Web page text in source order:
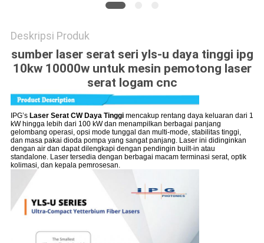
Deskripsi Produk
sumber laser serat seri yls-u daya tinggi ipg
10kw 10000w untuk mesin pemotong laser
serat logam cnc
IPG’s Laser Serat CW Daya Tinggimencakup rentang daya keluaran dari 1
kW hingga lebih dari 100 kW dan menampilkan berbagai panjang
gelombang operasi, opsi mode tunggal dan multi-mode, stabilitas tinggi,
dan masa pakai dioda pompa yang sangat panjang. Laser ini didinginkan
dengan air dan dapat dilengkapi dengan pendingin built-in atau
standalone. Laser tersedia dengan berbagai macam terminasi serat, optik
kolimasi, dan kepala pemrosesan.